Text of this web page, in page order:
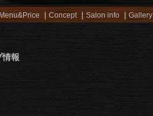
Menu&Price Concept Salon info Gallery
情報